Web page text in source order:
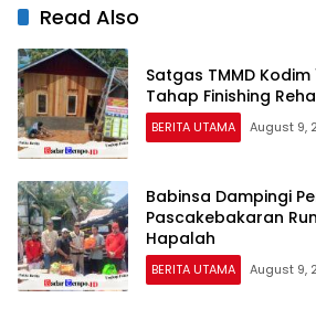
Read Also
Satgas TMMD Kodim
Tahap Finishing
BERITA UTAMA August 9,
Babinsa Dampingi
Pascakebakaran
Hapalah
BERITA UTAMA August 9,